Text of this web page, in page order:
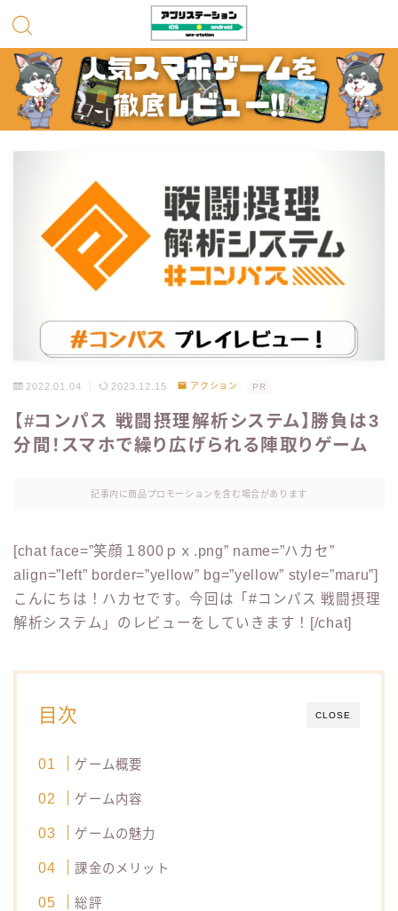
2022.01.04 2023.12.15 アクション PR
【#コンパス 戦闘摂理解析システム】勝負は3
分間！スマホで繰り広げられる陣取りゲーム
記事内に商品プロモーションを含む場合があります
[chat face=”笑顔１800ｐｘ.png” name=”ハカセ”
align=”left” border=”yellow” bg=”yellow” style=”maru”]
こんにちは！ハカセです。今回は「#コンパス 戦闘摂理
解析システム」のレビューをしていきます！[/chat]
CLOSE
目次
ゲーム概要
ゲーム内容
ゲームの魅力
課金のメリット
総評